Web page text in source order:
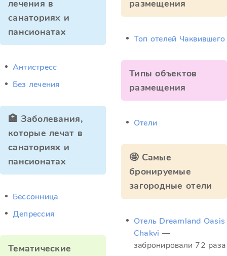
лечения в
санаториях и
пансионатах
Антистресс
Без лечения
🏥 Заболевания,
которые лечат в
санаториях и
пансионатах
Бессонница
Депрессия
Тематические
размещения
Топ отелей Чаквившего
Типы объектов
размещения
Отели
🤩 Самые
бронируемые
загородные отели
Отель Dreamland Oasis
Chakvi —
забронировали 72 раза